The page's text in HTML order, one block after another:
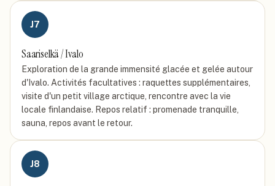
J7
Saariselkä / Ivalo
Exploration de la grande immensité glacée et gelée autour
d'Ivalo. Activités facultatives : raquettes supplémentaires,
visite d'un petit village arctique, rencontre avec la vie
locale finlandaise. Repos relatif : promenade tranquille,
sauna, repos avant le retour.
J8